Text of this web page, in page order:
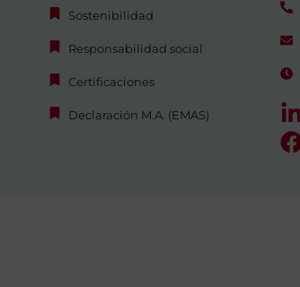
Sostenibilidad
Responsabilidad social
Certificaciones
Declaración M.A. (EMAS)